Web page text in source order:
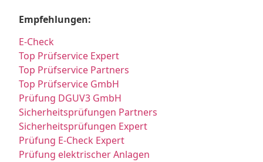
Empfehlungen:
E-Check
Top Prüfservice Expert
Top Prüfservice Partners
Top Prüfservice GmbH
Prüfung DGUV3 GmbH
Sicherheitsprüfungen Partners
Sicherheitsprüfungen Expert
Prüfung E-Check Expert
Prüfung elektrischer Anlagen